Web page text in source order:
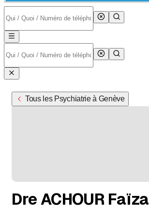
Tous les Psychiatrie à Genève
Dre ACHOUR Faïza